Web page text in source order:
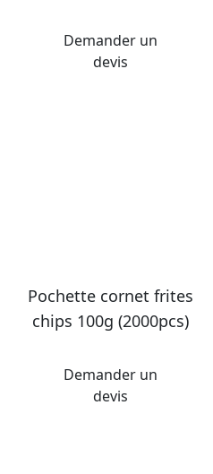
Demander un
devis
Pochette cornet frites
chips 100g (2000pcs)
Demander un
devis